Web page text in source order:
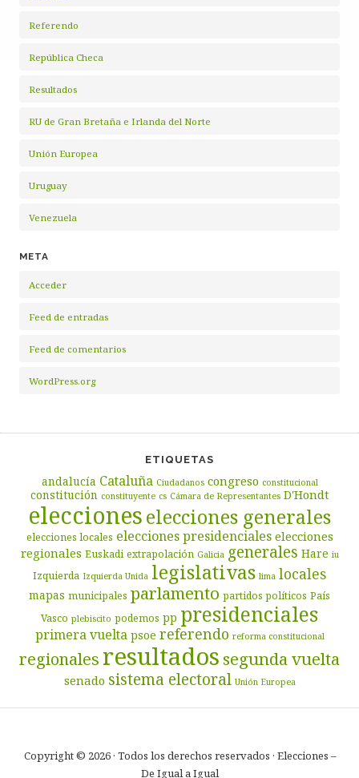
Referendo
República Checa
Resultados
RU de Gran Bretaña e Irlanda del Norte
Unión Europea
Uruguay
Venezuela
META
Acceder
Feed de entradas
Feed de comentarios
WordPress.org
ETIQUETAS
andalucía Cataluña Ciudadanos congreso constitucional
constitución constituyente cs Cámara de Representantes D'Hondt
eleccioneselecciones generales
elecciones locales elecciones presidenciales elecciones
regionales Euskadi extrapolación Galicia generales Hare iu
Izquierda Izquierda Unida legislativas lima locales
mapas municipales parlamento partidos políticos País
Vasco plebiscito podemos pp presidenciales
primera vuelta psoe referendo reforma constitucional
regionales resultadossegunda vuelta
senado sistema electoral Unión Europea
Copyright © 2026 · Todos los derechos reservados · Elecciones –
De Igual a Igual